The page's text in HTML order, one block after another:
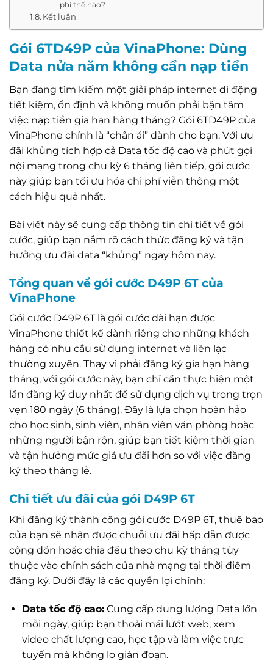
phí thế nào?
Kết luận
Gói 6TD49P của VinaPhone: Dùng
Data nửa năm không cần nạp tiền
Bạn đang tìm kiếm một giải pháp internet di động
tiết kiệm, ổn định và không muốn phải bận tâm
việc nạp tiền gia hạn hàng tháng? Gói 6TD49P của
VinaPhone chính là “chân ái” dành cho bạn. Với ưu
đãi khủng tích hợp cả Data tốc độ cao và phút gọi
nội mạng trong chu kỳ 6 tháng liên tiếp, gói cước
này giúp bạn tối ưu hóa chi phí viễn thông một
cách hiệu quả nhất.
Bài viết này sẽ cung cấp thông tin chi tiết về gói
cước, giúp bạn nắm rõ cách thức đăng ký và tận
hưởng ưu đãi data “khủng” ngay hôm nay.
Tổng quan về gói cước D49P 6T của
VinaPhone
Gói cước D49P 6T là gói cước dài hạn được
VinaPhone thiết kế dành riêng cho những khách
hàng có nhu cầu sử dụng internet và liên lạc
thường xuyên. Thay vì phải đăng ký gia hạn hàng
tháng, với gói cước này, bạn chỉ cần thực hiện một
lần đăng ký duy nhất để sử dụng dịch vụ trong trọn
vẹn 180 ngày (6 tháng). Đây là lựa chọn hoàn hảo
cho học sinh, sinh viên, nhân viên văn phòng hoặc
những người bận rộn, giúp bạn tiết kiệm thời gian
và tận hưởng mức giá ưu đãi hơn so với việc đăng
ký theo tháng lẻ.
Chi tiết ưu đãi của gói D49P 6T
Khi đăng ký thành công gói cước D49P 6T, thuê bao
của bạn sẽ nhận được chuỗi ưu đãi hấp dẫn được
cộng dồn hoặc chia đều theo chu kỳ tháng tùy
thuộc vào chính sách của nhà mạng tại thời điểm
đăng ký. Dưới đây là các quyền lợi chính:
Data tốc độ cao:Cung cấp dung lượng Data lớn
mỗi ngày, giúp bạn thoải mái lướt web, xem
video chất lượng cao, học tập và làm việc trực
tuyến mà không lo gián đoạn.